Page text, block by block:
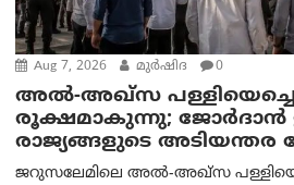
Aug 7, 2026 മുര്‍ഷിദ 0
അൽ-അഖ്‌സ
രൂക്ഷമാകുന്നു; ജോർദാൻ
രാജ്യങ്ങളുടെ അടിയന്തര
ജറുസലേമിലെ അൽ-അഖ്‌സ